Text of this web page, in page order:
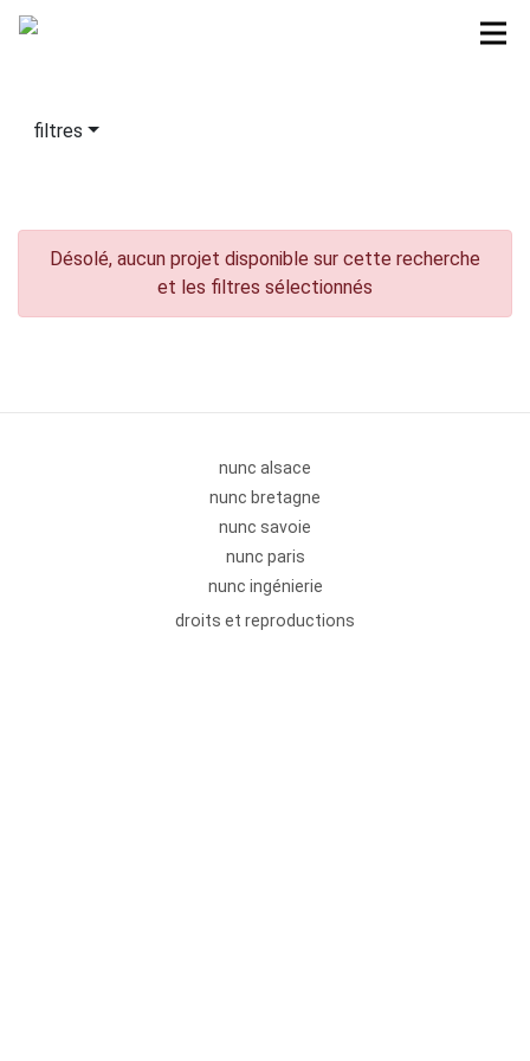
filtres
Désolé, aucun projet disponible sur cette recherche
et les filtres sélectionnés
nunc alsace
nunc bretagne
nunc savoie
nunc paris
nunc ingénierie
droits et reproductions